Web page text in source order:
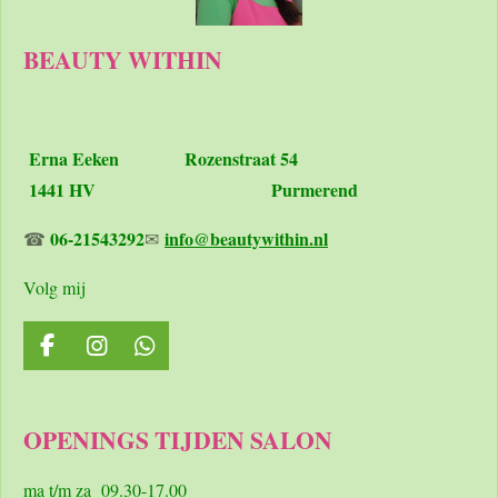
BEAUTY WITHIN
Erna Eeken Rozenstraat 54
1441 HV Purmerend
☎ 06-21543292✉ info@beautywithin.nl
Volg mij
F
a
b
o
I
n
a
r
W
h
s
p
OPENINGS TIJDEN SALON
ma t/m za 09.30-17.00